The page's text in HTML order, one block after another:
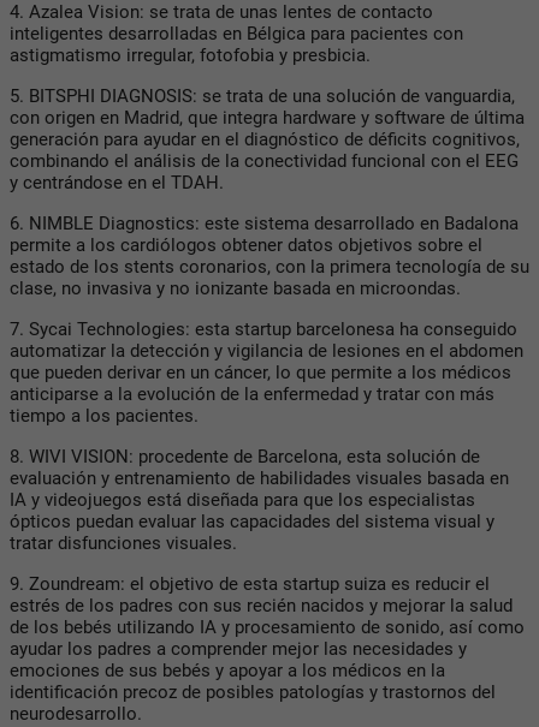
4. Azalea Vision: se trata de unas lentes de contacto
inteligentes desarrolladas en Bélgica para pacientes con
astigmatismo irregular, fotofobia y presbicia.
5. BITSPHI DIAGNOSIS: se trata de una solución de vanguardia,
con origen en Madrid, que integra hardware y software de última
generación para ayudar en el diagnóstico de déficits cognitivos,
combinando el análisis de la conectividad funcional con el EEG
y centrándose en el TDAH.
6. NIMBLE Diagnostics: este sistema desarrollado en Badalona
permite a los cardiólogos obtener datos objetivos sobre el
estado de los stents coronarios, con la primera tecnología de su
clase, no invasiva y no ionizante basada en microondas.
7. Sycai Technologies: esta startup barcelonesa ha conseguido
automatizar la detección y vigilancia de lesiones en el abdomen
que pueden derivar en un cáncer, lo que permite a los médicos
anticiparse a la evolución de la enfermedad y tratar con más
tiempo a los pacientes.
8. WIVI VISION: procedente de Barcelona, esta solución de
evaluación y entrenamiento de habilidades visuales basada en
IA y videojuegos está diseñada para que los especialistas
ópticos puedan evaluar las capacidades del sistema visual y
tratar disfunciones visuales.
9. Zoundream: el objetivo de esta startup suiza es reducir el
estrés de los padres con sus recién nacidos y mejorar la salud
de los bebés utilizando IA y procesamiento de sonido, así como
ayudar los padres a comprender mejor las necesidades y
emociones de sus bebés y apoyar a los médicos en la
identificación precoz de posibles patologías y trastornos del
neurodesarrollo.